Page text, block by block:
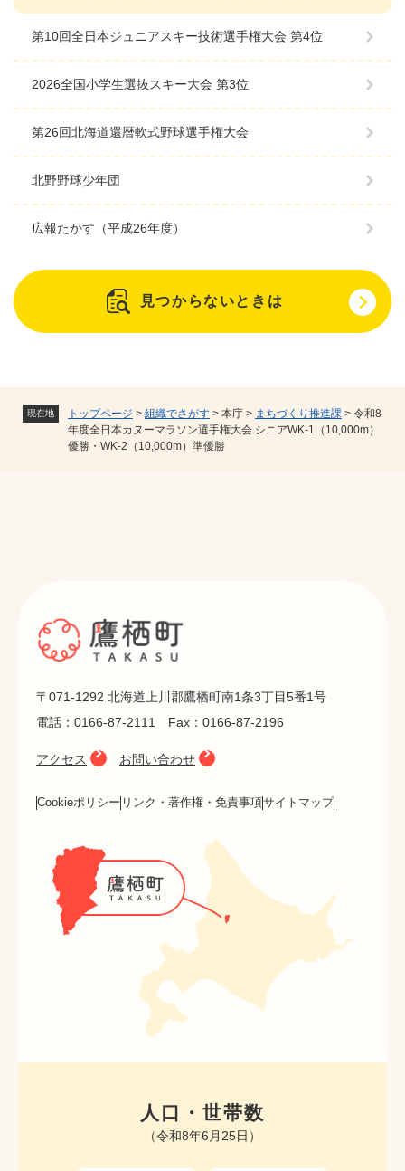
現在地 トップページ > 組織でさがす > 本庁 > まちづくり推進課 > 令和8
年度全日本カヌーマラソン選手権大会 シニアWK-1（10,000m）
優勝・WK-2（10,000m）準優勝
第10回全日本ジュニアスキー技術選手権大会 第4位
2026全国小学生選抜スキー大会 第3位
第26回北海道還暦軟式野球選手権大会
北野野球少年団
広報たかす（平成26年度）
見つからないときは
〒071-1292 北海道上川郡鷹栖町南1条3丁目5番1号
電話：0166-87-2111 Fax：0166-87-2196
アクセス お問い合わせ
Cookieポリシー リンク・著作権・免責事項サイトマップ
人口・世帯数
（令和8年6月25日）